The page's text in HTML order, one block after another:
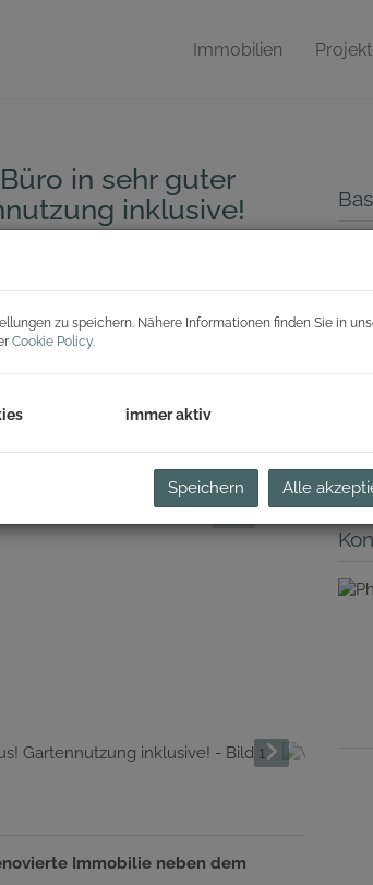
Immobilien
in sehr guter
inklusive!
Immobilie neben dem
zu speichern. Nähere Informationen finden Sie in
Cookie Policy
immer aktiv
Speichern Alle